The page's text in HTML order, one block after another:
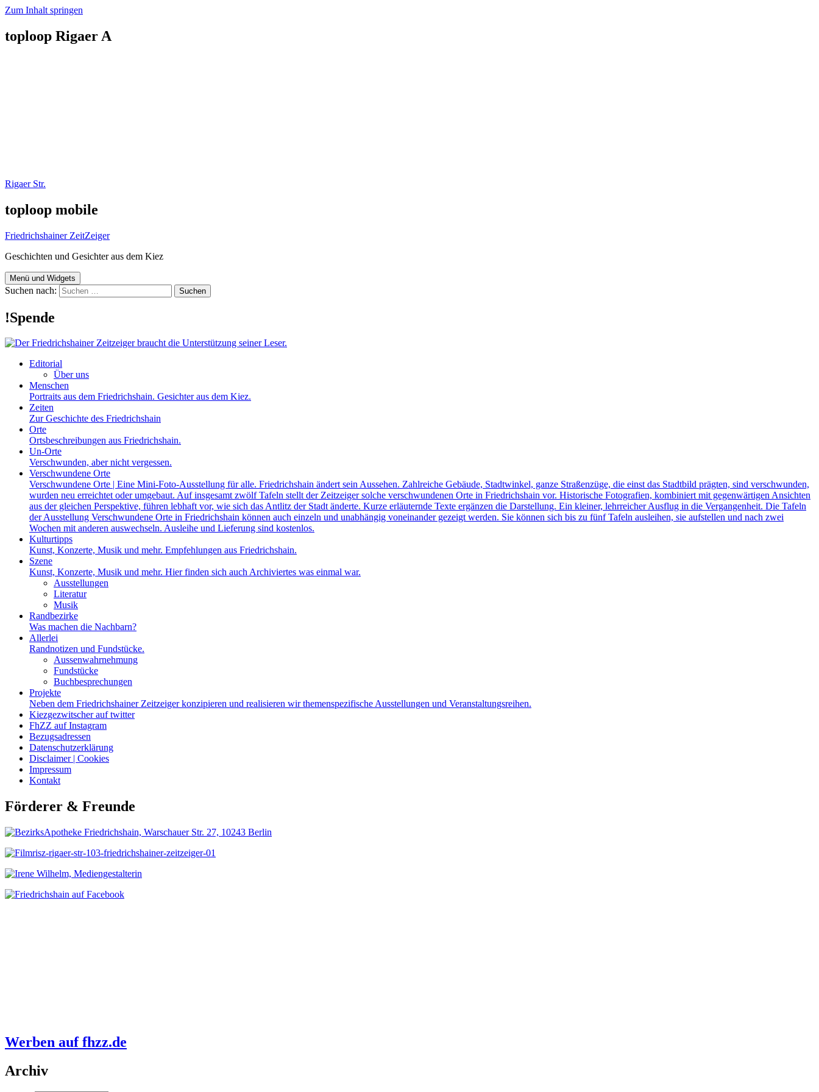
Zum Inhalt springen
toploop Rigaer A
Rigaer Str.
toploop mobile
Friedrichshainer ZeitZeiger
Geschichten und Gesichter aus dem Kiez
Menü und Widgets
Suchen nach:
!Spende
Editorial
Über uns
Menschen
Portraits aus dem Friedrichshain. Gesichter aus dem Kiez.
Zeiten
Zur Geschichte des Friedrichshain
Orte
Ortsbeschreibungen aus Friedrichshain.
Un-Orte
Verschwunden, aber nicht vergessen.
Verschwundene Orte
Verschwundene Orte | Eine Mini-Foto-Ausstellung für alle. Friedrichshain ändert sein Aussehen. Zahlreiche Gebäude, Stadtwinkel, ganze Straßenzüge, die einst das Stadtbild prägten, sind verschwunden,
wurden neu erreichtet oder umgebaut. Auf insgesamt zwölf Tafeln stellt der Zeitzeiger solche verschwundenen Orte in Friedrichshain vor. Historische Fotografien, kombiniert mit gegenwärtigen Ansichten
aus der gleichen Perspektive, führen lebhaft vor, wie sich das Antlitz der Stadt änderte. Kurze erläuternde Texte ergänzen die Darstellung. Ein kleiner, lehrreicher Ausflug in die Vergangenheit. Die Tafeln
der Ausstellung Verschwundene Orte in Friedrichshain können auch einzeln und unabhängig voneinander gezeigt werden. Sie können sich bis zu fünf Tafeln ausleihen, sie aufstellen und nach zwei
Wochen mit anderen auswechseln. Ausleihe und Lieferung sind kostenlos.
Kulturtipps
Kunst, Konzerte, Musik und mehr. Empfehlungen aus Friedrichshain.
Szene
Kunst, Konzerte, Musik und mehr. Hier finden sich auch Archiviertes was einmal war.
Ausstellungen
Literatur
Musik
Randbezirke
Was machen die Nachbarn?
Allerlei
Randnotizen und Fundstücke.
Aussenwahrnehmung
Fundstücke
Buchbesprechungen
Projekte
Neben dem Friedrichshainer Zeitzeiger konzipieren und realisieren wir themenspezifische Ausstellungen und Veranstaltungsreihen.
Kiezgezwitscher auf twitter
FhZZ auf Instagram
Bezugsadressen
Datenschutzerklärung
Disclaimer | Cookies
Impressum
Kontakt
Förderer & Freunde
Werben auf fhzz.de
Archiv